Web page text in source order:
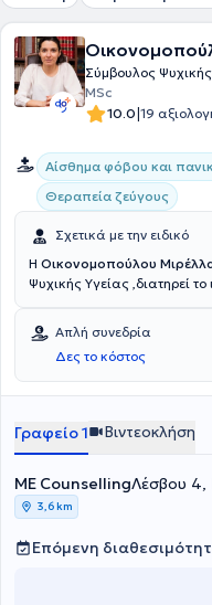
Σύμβουλος
MSc
10.0|19
Αίσθημα φόβου και
Θεραπεία ζεύγους
Σχετικά με την ειδικό
Η Οικονομοπούλου
Ψυχικής Υγείας ,διατηρεί
Psychology and
Κλινική του Αιγινήτειου
αναλαμβάνει πλήθος
την καλύτερη δυνατή
Απλή συνεδρία
Δες το κόστος
Γραφείο 1 Βιντεοκλήση
ME CounsellingΛέσβου 4,
3,6 km
Επόμενη